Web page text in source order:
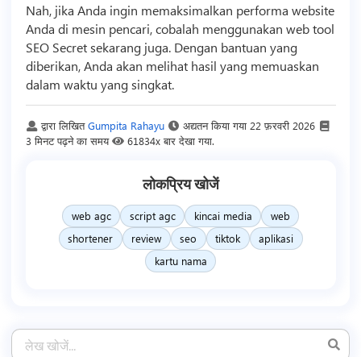
Nah, jika Anda ingin memaksimalkan performa website
Anda di mesin pencari, cobalah menggunakan webtool
SEOSecret sekarang juga. Dengan bantuan yang
diberikan, Anda akan melihat hasil yang memuaskan
dalam waktu yang singkat.
द्वारा लिखितGumpita Rahayu अद्यतन किया गया 22 फ़रवरी 2026
3 मिनट पढ़ने का समय
61834x बार देखा गया.
लोकप्रिय खोजें
web agc script agc kincai media
web
shortener
review seo tiktok
aplikasi
kartu nama